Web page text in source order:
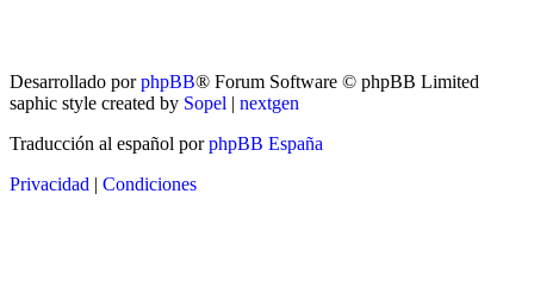
Desarrollado porphpBB® Forum Software © phpBB Limited
saphic style created by Sopel | nextgen
Traducción al español porphpBB España
Privacidad | Condiciones